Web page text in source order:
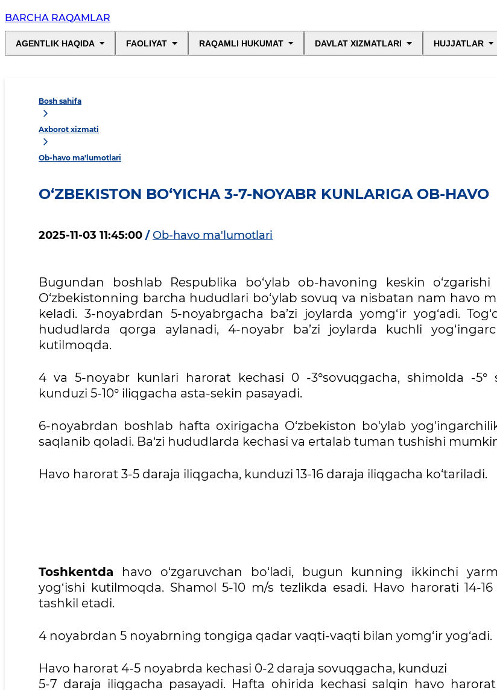
BARCHA RAQAMLAR
AGENTLIK HAQIDA FAOLIYAT RAQAMLI HUKUMAT DAVLAT XIZMATLARI HUJJATLAR
Bosh sahifa
Axborot xizmati
Ob-havo ma'lumotlari
O‘ZBEKISTON BO‘YICHA 3-7-NOYABR KUNLARIGA OB-HAVO
2025-11-03 11:45:00 / Ob-havo ma'lumotlari
Bugundan boshlab Respublika bo‘ylab ob-havoning keskin
O‘zbekistonning barcha hududlari bo‘ylab sovuq va nisbatan nam havo
keladi. 3-noyabrdan 5-noyabrgacha ba’zi joylarda yomg‘ir yog‘adi.
hududlarda qorga aylanadi, 4-noyabr ba’zi joylarda kuchli
kutilmoqda.
4 va 5-noyabr kunlari harorat kechasi 0 -3°sovuqgacha, shimolda -5°
kunduzi 5-10° iliqgacha asta-sekin pasayadi.
6-noyabrdan boshlab hafta oxirigacha O‘zbekiston bo'ylab
saqlanib qoladi. Ba‘zi hududlarda kechasi va ertalab tuman tushishi
Havo harorat 3-5 daraja iliqgacha, kunduzi 13-16 daraja iliqgacha ko‘tariladi.
Toshkentda havo o‘zgaruvchan bo‘ladi, bugun kunning ikkinchi
yog‘ishi kutilmoqda. Shamol 5-10 m/s tezlikda esadi. Havo harorati 14-
tashkil etadi.
4 noyabrdan 5 noyabrning tongiga qadar vaqti-vaqti bilan yomg‘ir yog‘adi.
Havo harorat 4-5 noyabrda kechasi 0-2 daraja sovuqgacha, kunduzi
5-7 daraja iliqgacha pasayadi. Hafta ohirida kechasi salqin havo